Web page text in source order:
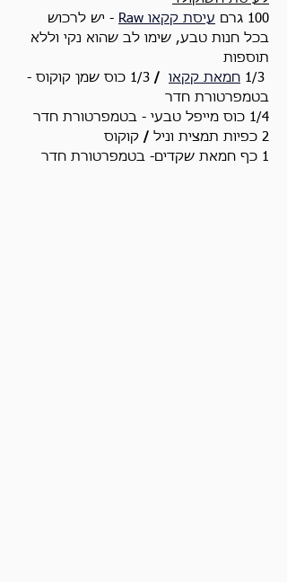
100 גרם
עיסת קקאו Raw
- יש לרכוש
בכל חנות טבע, שימו לב שהוא נקי וללא
תוספות
חמאת קקאו /
1/3 כוס שמן קוקוס -
בטמפרטורת חדר
1/4 כוס מייפל טבעי - בטמפרטורת חדר
2 כפיות תמצית וניל
/ קוקוס
1 כף חמאת שקדים- בטמפרטורת חדר